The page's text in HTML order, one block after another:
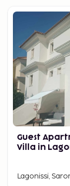
Guest
Villa in
Lagonissi,